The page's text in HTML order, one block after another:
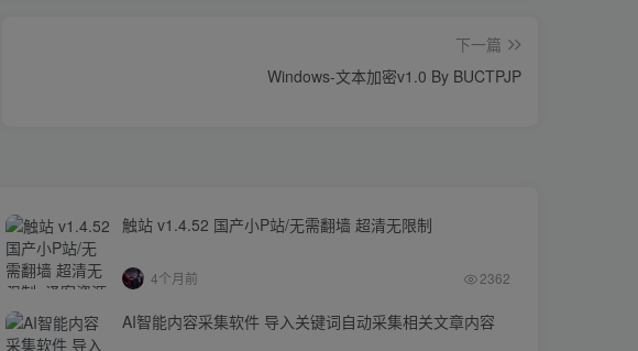
下一篇
Windows-文本加密v1.0 By BUCTPJP
触站 v1.4.52 国产小P站/无需翻墙 超清无限制
4个月前 2362
AI智能内容采集软件 导入关键词自动采集相关文章内容